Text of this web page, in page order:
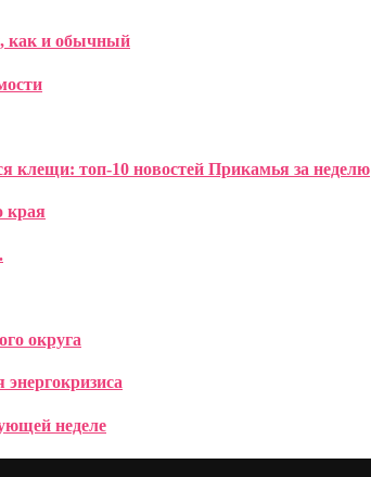
как и обычный
клещи: топ-10 новостей Прикамья за неделю
края
округа
неделе